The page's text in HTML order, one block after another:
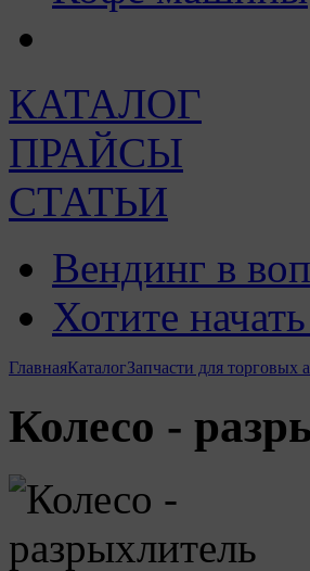
КАТАЛОГ
ПРАЙСЫ
СТАТЬИ
Вендинг в
Хотите
ГлавнаяКаталогЗапчасти для торговых
Колесо -